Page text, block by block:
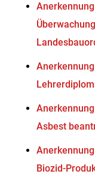
Asbest
Biozid-